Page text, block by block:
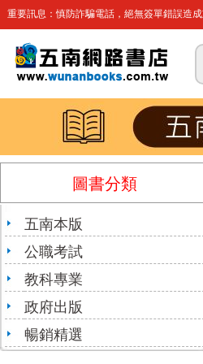
重要訊息：慎防詐騙電話，絕無簽單錯誤造
圖書分類
五南本版
公職考試
教科專業
政府出版
暢銷精選